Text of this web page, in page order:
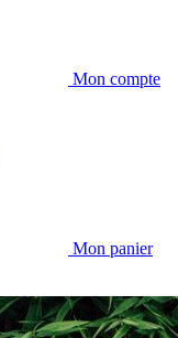
Mon compte
Mon panier